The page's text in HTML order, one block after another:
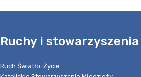
Ruchy i stowarzyszenia
Ruch Światło-Życie